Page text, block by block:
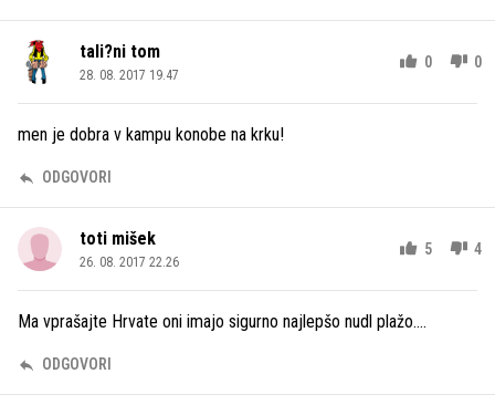
tali?ni tom
28. 08. 2017 19.47
0 0
men je dobra v kampu konobe na krku!
ODGOVORI
toti mišek
26. 08. 2017 22.26
5 4
Ma vprašajte Hrvate oni imajo sigurno najlepšo nudl plažo....
ODGOVORI